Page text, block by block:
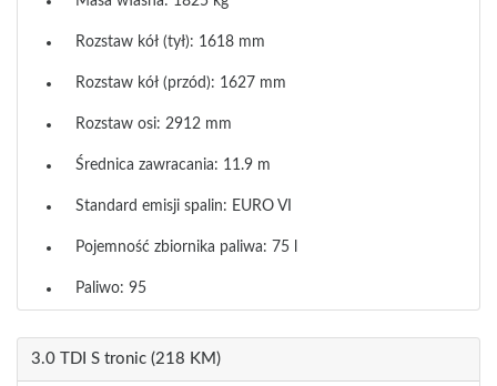
Rozstaw kół (tył): 1618 mm
Rozstaw kół (przód): 1627 mm
Rozstaw osi: 2912 mm
Średnica zawracania: 11.9 m
Standard emisji spalin: EURO VI
Pojemność zbiornika paliwa: 75 l
Paliwo: 95
3.0 TDI S tronic (218 KM)